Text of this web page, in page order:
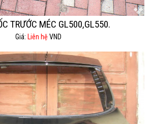
TRƯỚC MÉC GL500,GL550.
Giá: Liên hệ VND